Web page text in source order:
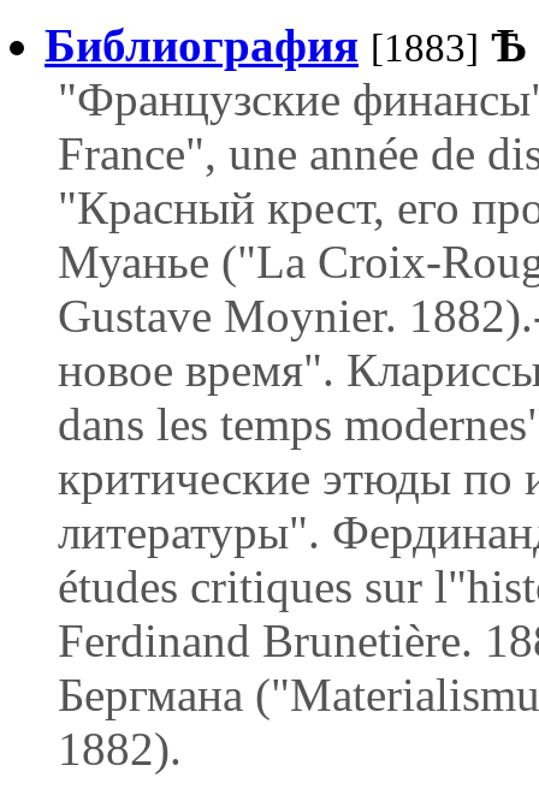
Библиография [1883] Ѣ
"Французские
France", une année de
"Красный крест, его
Муанье ("La Croix-
Gustave Moynier.
новое время".
dans les temps
критические этюды по
литературы".
études critiques sur
Ferdinand Brunetière.
Бергмана
1882).